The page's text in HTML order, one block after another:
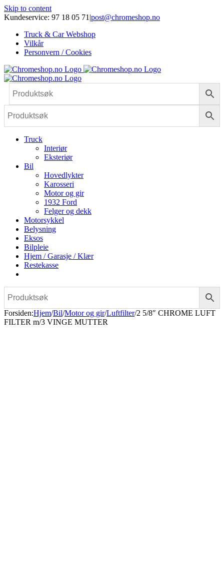
Skip to content
Kundeservice: 97 18 05 71 |post@chromeshop.no
Truck & Car Webshop
Vilkår
Personvern / Cookies
Truck
Interiør
Eksteriør
Bil
Hovedlykter
Karosseri
Motor og gir
1932 Ford
Felger og dekk
Motorsykkel
Belysning
Eksos
Bilpleie
Hjem / Garasje / Klær
Restekasse
Forsiden:Hjem/Bil/Motor og gir/Luftfilter/2 5/8″ CHROME LUFT
FILTER m/3 VINGE MUTTER